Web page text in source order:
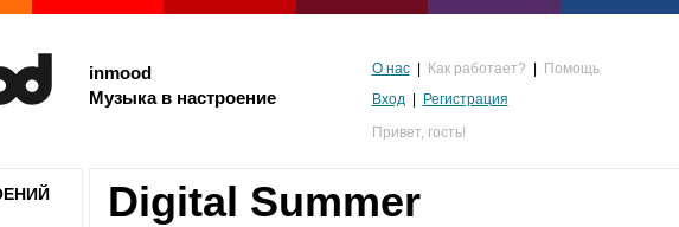
inmood
Музыка в настроение
О нас Как работает?
Помощь
Вход
Регистрация
Привет, гость!
Digital Summer